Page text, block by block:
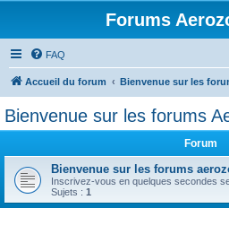
Forums
FAQ
Accueil du forum Bienvenue sur les
Bienvenue sur les forums
Forum
Bienvenue sur les forums
Inscrivez-vous en quelques secondes
Sujets : 1